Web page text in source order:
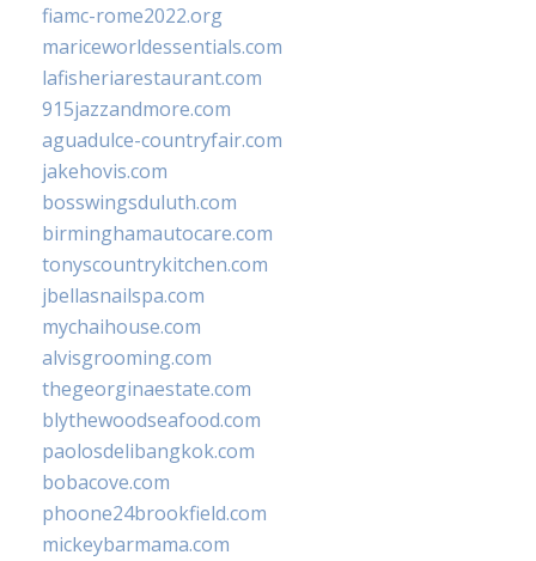
fiamc-rome2022.org
mariceworldessentials.com
lafisheriarestaurant.com
915jazzandmore.com
aguadulce-countryfair.com
jakehovis.com
bosswingsduluth.com
birminghamautocare.com
tonyscountrykitchen.com
jbellasnailspa.com
mychaihouse.com
alvisgrooming.com
thegeorginaestate.com
blythewoodseafood.com
paolosdelibangkok.com
bobacove.com
phoone24brookfield.com
mickeybarmama.com